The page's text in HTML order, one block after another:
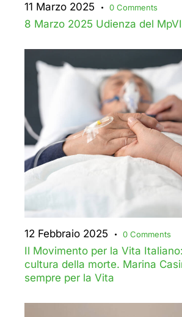
11 Marzo 2025 0 Comments
8 Marzo 2025 Udienza del
12 Febbraio 2025 0 Comments
Il Movimento per la Vita
cultura della morte. Marina
sempre per la Vita